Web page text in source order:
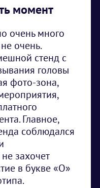
момент
очень много
очень.
стенд с
головы
фото-зона,
Главное,
соблюдался
захочет
в букве «О»